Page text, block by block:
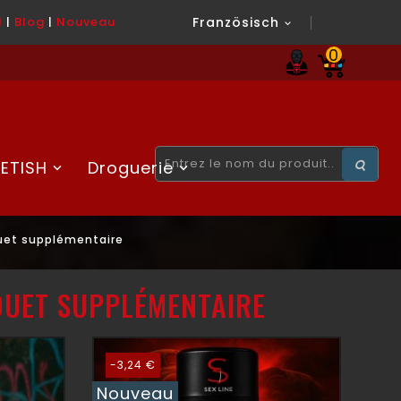
| Blog | Nouveau Französisch 
0
Droguerie
supplémentaire
SUPPLÉMENTAIRE
-3,24 €
Nouveau